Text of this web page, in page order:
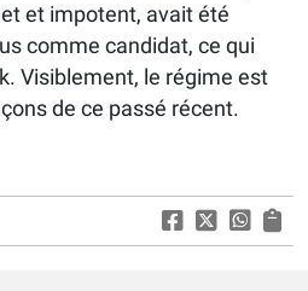
et impotent, avait été
comme candidat, ce qui
Visiblement, le régime est
de ce passé récent.